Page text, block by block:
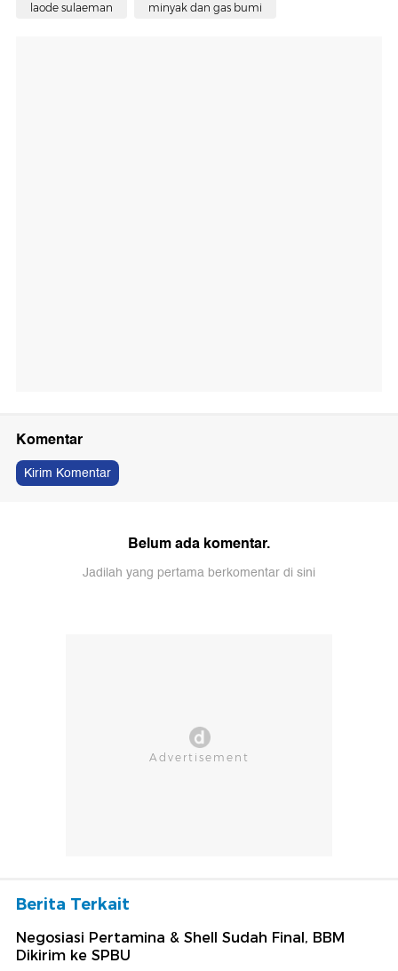
laode sulaeman minyak dan gas bumi
Komentar
Kirim Komentar
Belum ada komentar.
Jadilah yang pertama berkomentar di sini
Berita Terkait
Negosiasi Pertamina & Shell Sudah Final, BBM
Dikirim ke SPBU